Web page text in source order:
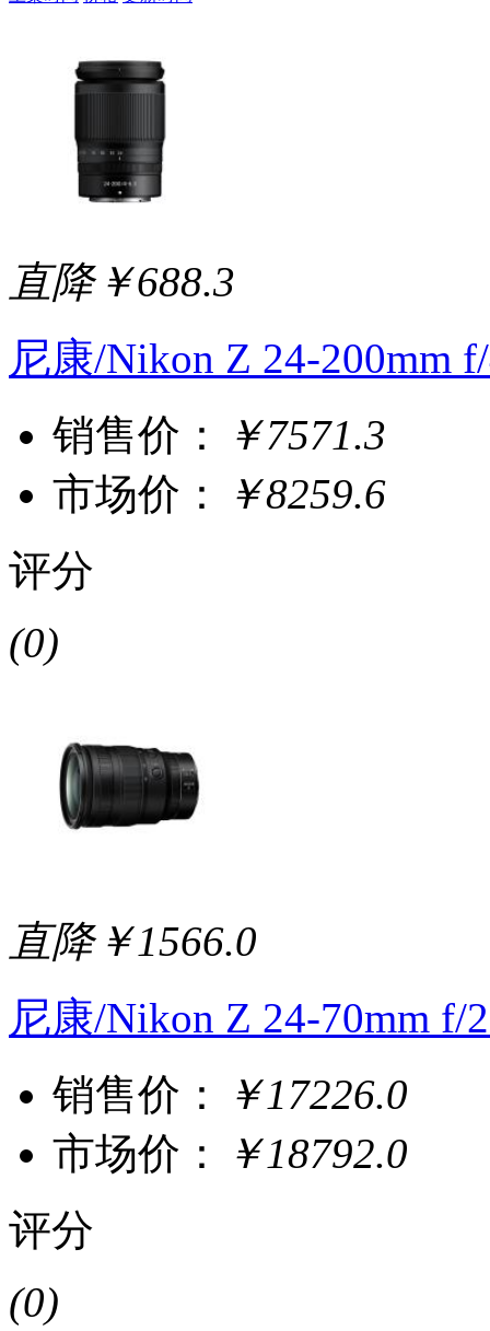
直降￥688.3
尼康/Nikon Z 24-200mm
销售价：
￥7571.3
市场价：
￥8259.6
评分
(0)
直降￥1566.0
尼康/Nikon Z 24-70mm f/
销售价：
￥17226.0
市场价：
￥18792.0
评分
(0)